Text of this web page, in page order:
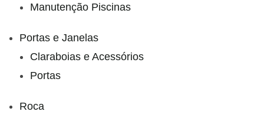
Manutenção Piscinas
Portas e Janelas
Claraboias e Acessórios
Portas
Roca